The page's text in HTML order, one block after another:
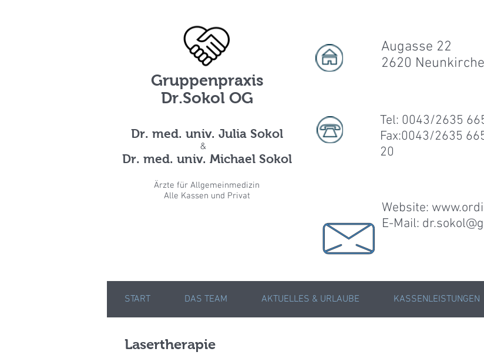
Gruppenpraxis
Dr.Sokol OG
Dr. med. univ. Julia Sokol
&
Dr. med. univ. Michael Sokol
Ärzte für Allgemeinmedizin
Alle Kassen und Privat
Augasse 22
2620
Tel: 0043/2635
Fax:0043/2635
20
Website:
E-Mail:
START DAS TEAM AKTUELLES & URLAUBE KASSENLEISTUNGEN
Lasertherapie